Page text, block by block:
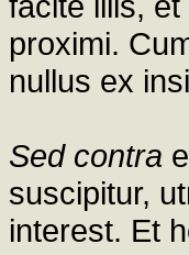
proximi.
nullus ex
Sed contra
suscipitur,
interest. Et